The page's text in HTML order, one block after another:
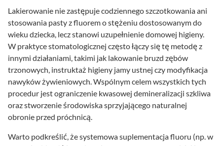
Lakierowanie nie zastępuje codziennego szczotkowania ani
stosowania pasty z fluorem o stężeniu dostosowanym do
wieku dziecka, lecz stanowi uzupełnienie domowej higieny.
W praktyce stomatologicznej często łączy się tę metodę z
innymi działaniami, takimi jak lakowanie bruzd zębów
trzonowych, instruktaż higieny jamy ustnej czy modyfikacja
nawyków żywieniowych. Wspólnym celem wszystkich tych
procedur jest ograniczenie kwasowej demineralizacji szkliwa
oraz stworzenie środowiska sprzyjającego naturalnej
obronie przed próchnicą.
Warto podkreślić, że systemowa suplementacja fluoru (np. w